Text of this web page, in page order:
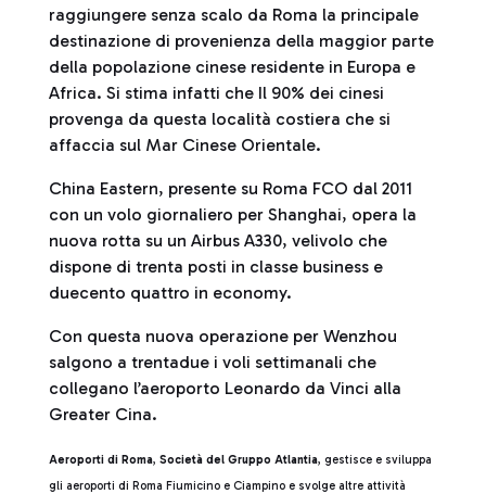
raggiungere senza scalo da Roma la principale
destinazione di provenienza della maggior parte
della popolazione cinese residente in Europa e
Africa. Si stima infatti che Il 90% dei cinesi
provenga da questa località costiera che si
affaccia sul Mar Cinese Orientale.
China Eastern, presente su Roma FCO dal 2011
con un volo giornaliero per Shanghai, opera la
nuova rotta su un Airbus A330, velivolo che
dispone di trenta posti in classe business e
duecento quattro in economy.
Con questa nuova operazione per Wenzhou
salgono a trentadue i voli settimanali che
collegano l’aeroporto Leonardo da Vinci alla
Greater Cina.
Aeroporti di Roma, Società del Gruppo Atlantia, gestisce e sviluppa
gli aeroporti di Roma Fiumicino e Ciampino e svolge altre attività